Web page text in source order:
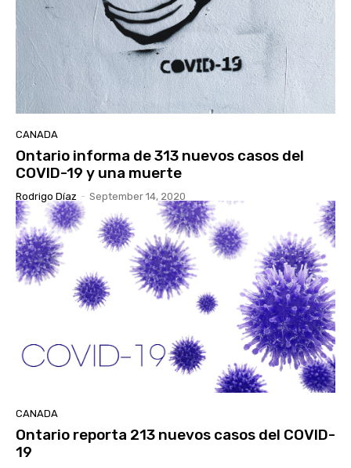
CANADA
Ontario informa de 313 nuevos casos del
COVID-19 y una muerte
Rodrigo Díaz - September 14, 2020
CANADA
Ontario reporta 213 nuevos casos del COVID-
19